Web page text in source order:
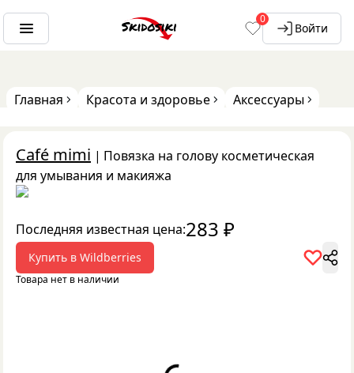
0
Войти
Главная Красота и здоровье Аксессуары
Café mimi | Повязка на голову косметическая
для умывания и макияжа
Последняя известная цена:283 ₽
Купить в Wildberries
Товара нет в наличии